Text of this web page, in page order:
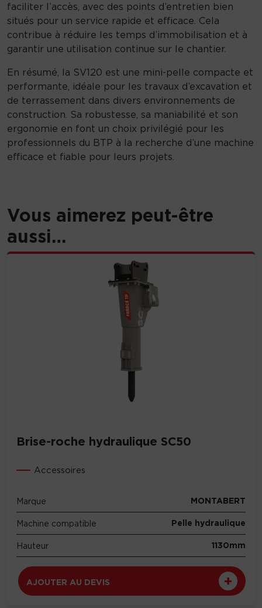
faciliter l’accès, avec des points d’entretien bien
situés pour un service rapide et efficace. Cela
contribue à réduire les temps d’immobilisation et à
garantir une utilisation continue sur le chantier.
En résumé, la SV120 est une mini-pelle compacte et
performante, idéale pour les travaux d’excavation et
de terrassement dans divers environnements de
construction. Sa robustesse, sa maniabilité et son
ergonomie en font un choix privilégié pour les
professionnels du BTP à la recherche d’une machine
efficace et fiable pour leurs projets.
Vous aimerez peut-être
aussi…
Brise-roche hydraulique SC50
Accessoires
Marque MONTABERT
Machine compatible Pelle hydraulique
Hauteur 1130mm
AJOUTER AU DEVIS